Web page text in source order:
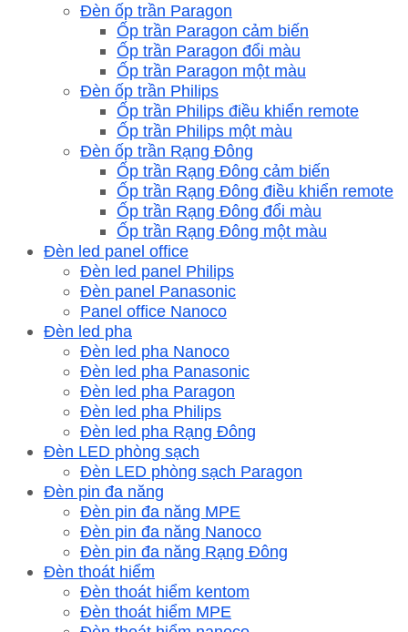
Đèn ốp trần Paragon
Ốp trần Paragon cảm biến
Ốp trần Paragon đổi màu
Ốp trần Paragon một màu
Đèn ốp trần Philips
Ốp trần Philips điều khiển remote
Ốp trần Philips một màu
Đèn ốp trần Rạng Đông
Ốp trần Rạng Đông cảm biến
Ốp trần Rạng Đông điều khiển remote
Ốp trần Rạng Đông đổi màu
Ốp trần Rạng Đông một màu
Đèn led panel office
Đèn led panel Philips
Đèn panel Panasonic
Panel office Nanoco
Đèn led pha
Đèn led pha Nanoco
Đèn led pha Panasonic
Đèn led pha Paragon
Đèn led pha Philips
Đèn led pha Rạng Đông
Đèn LED phòng sạch
Đèn LED phòng sạch Paragon
Đèn pin đa năng
Đèn pin đa năng MPE
Đèn pin đa năng Nanoco
Đèn pin đa năng Rạng Đông
Đèn thoát hiểm
Đèn thoát hiểm kentom
Đèn thoát hiểm MPE